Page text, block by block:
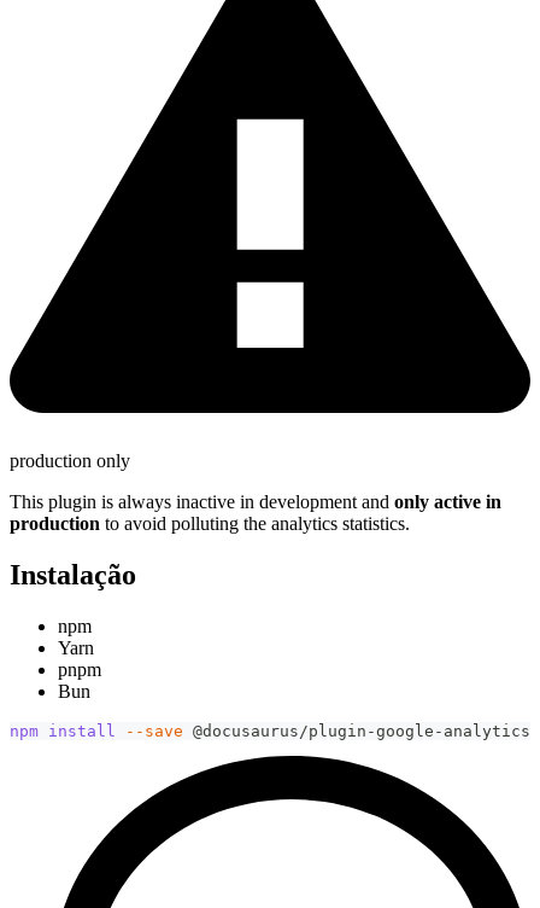
production only
This plugin is always inactive in development and only active in
production to avoid polluting the analytics statistics.
Instalação
npm
Yarn
pnpm
Bun
npm install --save @docusaurus/plugin-google-analytics